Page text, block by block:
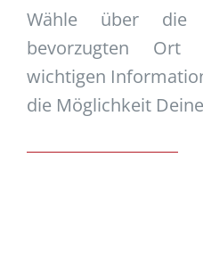
Wähle über die
bevorzugten
wichtigen
die Möglichkeit